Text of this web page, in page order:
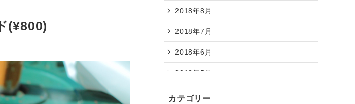
(¥800)
2018年8月
2018年7月
2018年6月
2018年5月
2018年4月
カテゴリー